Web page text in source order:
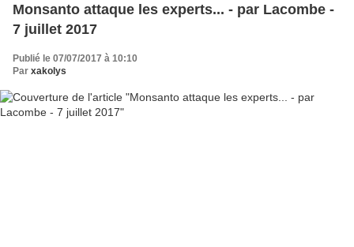
Monsanto attaque les experts... - par Lacombe -
7 juillet 2017
Publié le 07/07/2017 à 10:10
Par xakolys